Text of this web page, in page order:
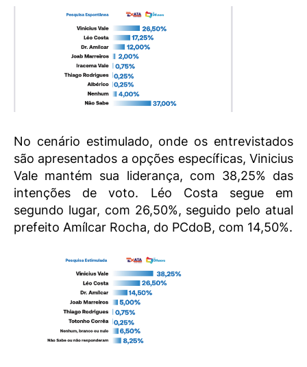
No cenário estimulado, onde os entrevistados
são apresentados a opções específicas, Vinicius
Vale mantém sua liderança, com 38,25% das
intenções de voto. Léo Costa segue em
segundo lugar, com 26,50%, seguido pelo atual
prefeito Amílcar Rocha, do PCdoB, com 14,50%.